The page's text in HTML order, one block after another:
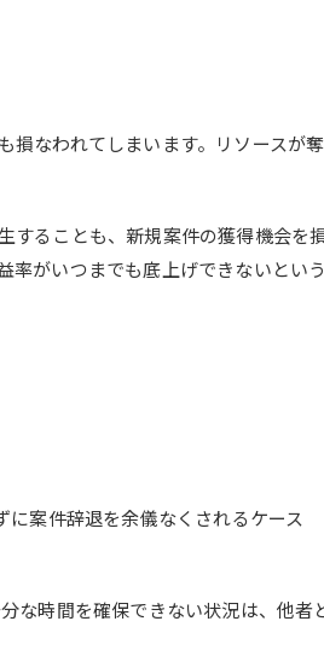
損なわれてしまいます。リソースが奪
することも、新規案件の獲得機会を
率がいつまでも底上げできないという
案件辞退を余儀なくされるケース
な時間を確保できない状況は、他者